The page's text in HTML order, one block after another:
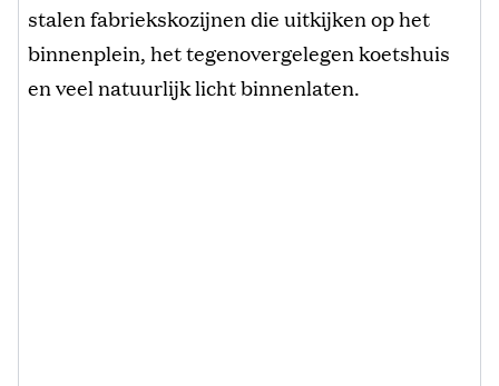
stalen fabriekskozijnen die uitkijken op het
binnenplein, het tegenovergelegen koetshuis
en veel natuurlijk licht binnenlaten.